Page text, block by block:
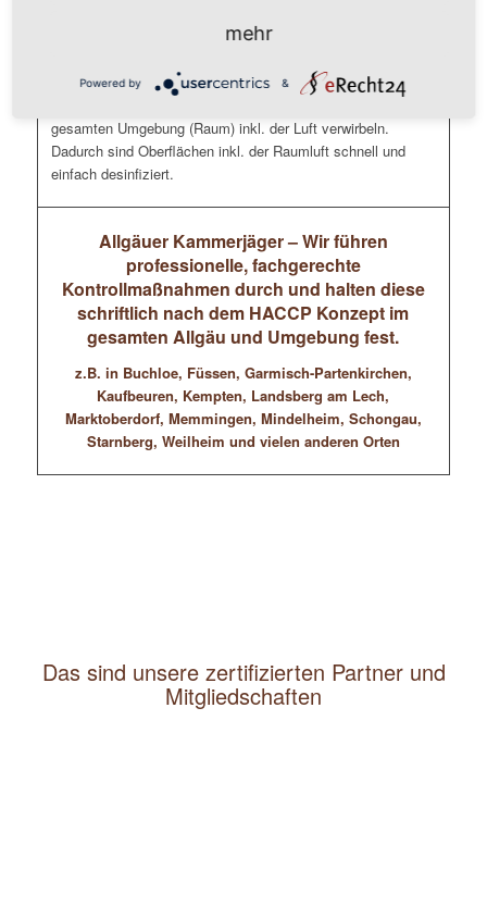
und/oder Schädlingsbekämpfer) führen eine flächendeckende
die Gefahr einer Ansteckung deutlich reduziert. Dafür
gesamten Umgebung (Raum) inkl. der Luft verwirbeln.
Dadurch sind Oberflächen inkl. der Raumluft schnell und
einfach desinfiziert.
Allgäuer Kammerjäger – Wir führen
professionelle, fachgerechte
Kontrollmaßnahmen durch und halten diese
schriftlich nach dem HACCP Konzept im
gesamten Allgäu und Umgebung fest.
z.B. in Buchloe, Füssen, Garmisch-Partenkirchen,
Kaufbeuren, Kempten, Landsberg am Lech,
Marktoberdorf, Memmingen, Mindelheim, Schongau,
Starnberg, Weilheim und vielen anderen Orten
Das sind unsere zertifizierten Partner und
Mitgliedschaften
mehr
Powered by &